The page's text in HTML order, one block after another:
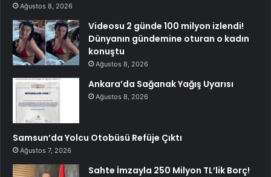
Ağustos 8, 2026
Videosu 2 günde 100 milyon izlendi!
Dünyanın gündemine oturan o kadın
konuştu
Ağustos 8, 2026
Ankara’da Sağanak Yağış Uyarısı
Ağustos 8, 2026
Samsun’da Yolcu Otobüsü Refüje Çıktı
Ağustos 7, 2026
Sahte İmzayla 250 Milyon TL’lik Borç!